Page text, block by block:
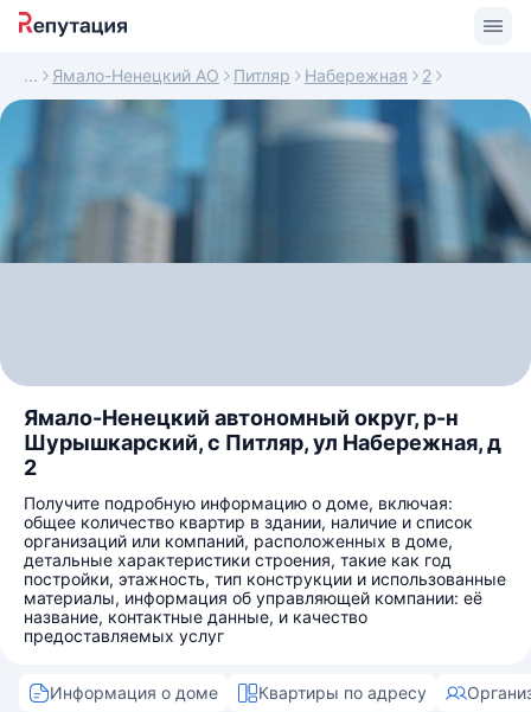
Ямало-Ненецкий АО Питляр Набережная 2
Ямало-Ненецкий автономный округ, р-н
Шурышкарский, с Питляр, ул Набережная, д
2
Получите подробную информацию о доме, включая:
общее количество квартир в здании, наличие и список
организаций или компаний, расположенных в доме,
детальные характеристики строения, такие как год
постройки, этажность, тип конструкции и использованные
материалы, информация об управляющей компании: её
название, контактные данные, и качество
предоставляемых услуг
Информация о доме Квартиры по адресу